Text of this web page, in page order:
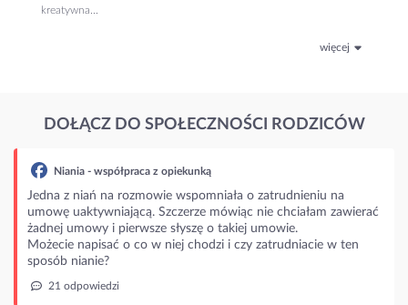
kreatywna...
więcej
DOŁĄCZ DO SPOŁECZNOŚCI RODZICÓW
z opiekunką
wspomniała o zatrudnieniu na
Szczerze mówiąc nie chciałam zawierać
słyszę o takiej umowie.
w niej chodzi i czy zatrudniacie w ten